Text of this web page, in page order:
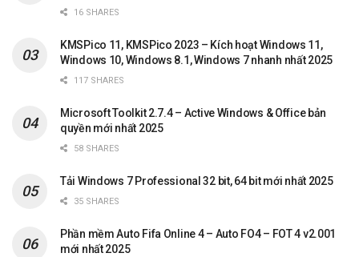
16 SHARES
KMSPico 11, KMSPico 2023 – Kích hoạt Windows 11,
Windows 10, Windows 8.1, Windows 7 nhanh nhất 2025
117 SHARES
Microsoft Toolkit 2.7.4 – Active Windows & Office bản
quyền mới nhất 2025
58 SHARES
Tải Windows 7 Professional 32 bit, 64 bit mới nhất 2025
35 SHARES
Phần mềm Auto Fifa Online 4 – Auto FO4 – FOT 4 v2.001
mới nhất 2025